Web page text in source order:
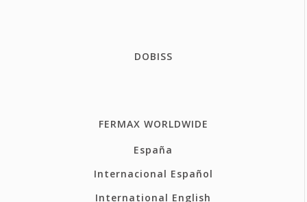
DOBISS
FERMAX WORLDWIDE
España
Internacional Español
International English